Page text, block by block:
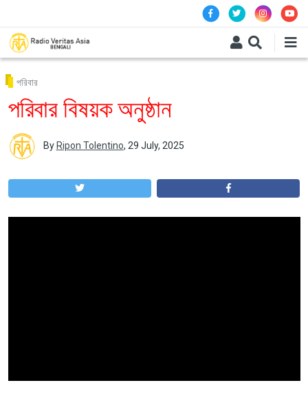
পরিবার
পরিবার বিষয়ক অনুষ্ঠান
By Ripon Tolentino, 29 July, 2025